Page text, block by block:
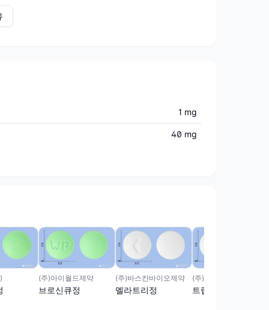
1 mg
40 mg
(주)아이월드제약
브로신큐정
(주)바스칸바이오제약
멜라트리정
(주)라이트팜텍
트립리신정